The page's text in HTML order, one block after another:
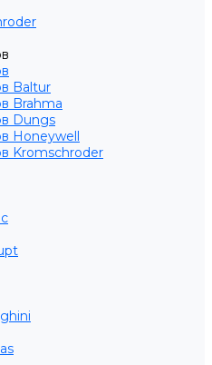
Baltur
Brahma
Dungs
Honeywell
Kromschroder